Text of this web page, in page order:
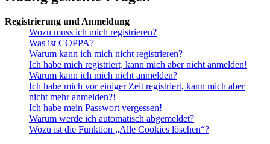
Registrierung und Anmeldung
Wozu muss ich mich registrieren?
Was ist COPPA?
Warum kann ich mich nicht registrieren?
Ich habe mich registriert, kann mich aber nicht anmelden!
Warum kann ich mich nicht anmelden?
Ich habe mich vor einiger Zeit registriert, kann mich aber
nicht mehr anmelden?!
Ich habe mein Passwort vergessen!
Warum werde ich automatisch abgemeldet?
Wozu ist die Funktion „Alle Cookies löschen“?